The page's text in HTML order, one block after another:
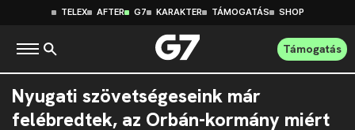
TELEX AFTER G7 KARAKTER TÁMOGATÁS SHOP
Támogatás
Nyugati szövetségeseink már
felébredtek, az Orbán-kormány miért